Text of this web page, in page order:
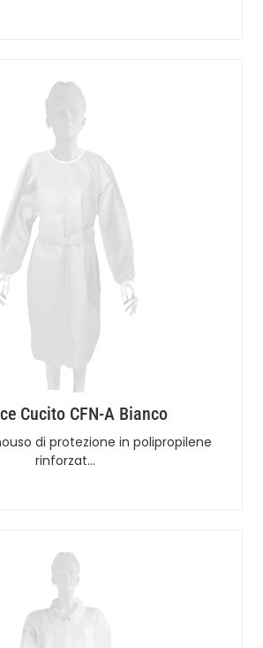
Cucito CFN-A Bianco
di protezione in polipropilene
rinforzat…